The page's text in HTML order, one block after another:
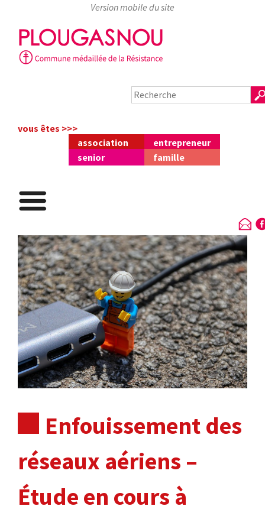
Skip
to
content
vous êtes >>>
association
entrepreneur
senior
famille
Enfouissement des
réseaux aériens –
Étude en cours à